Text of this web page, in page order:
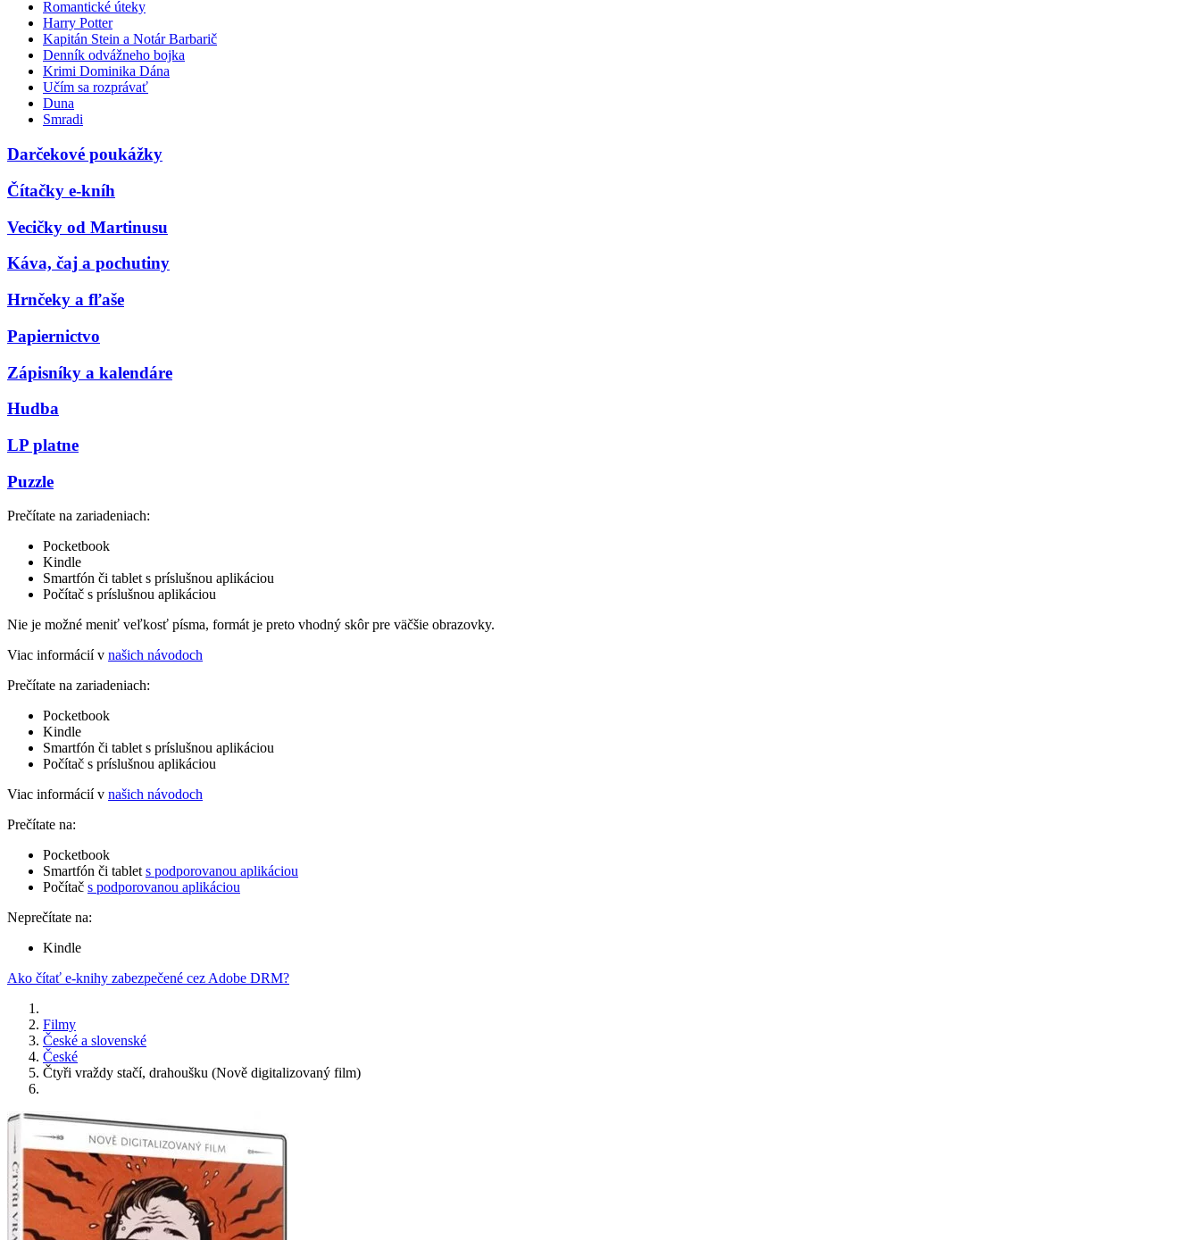
Romantické úteky
Harry Potter
Kapitán Stein a Notár Barbarič
Denník odvážneho bojka
Krimi Dominika Dána
Učím sa rozprávať
Duna
Smradi
Darčekové poukážky
Čítačky e-kníh
Vecičky od Martinusu
Káva, čaj a pochutiny
Hrnčeky a fľaše
Papiernictvo
Zápisníky a kalendáre
Hudba
LP platne
Puzzle
Prečítate na zariadeniach:
Pocketbook
Kindle
Smartfón či tablet s príslušnou aplikáciou
Počítač s príslušnou aplikáciou
Nie je možné meniť veľkosť písma, formát je preto vhodný skôr pre väčšie obrazovky.
Viac informácií v našich návodoch
Prečítate na zariadeniach:
Pocketbook
Kindle
Smartfón či tablet s príslušnou aplikáciou
Počítač s príslušnou aplikáciou
Viac informácií v našich návodoch
Prečítate na:
Pocketbook
Smartfón či tablet s podporovanou aplikáciou
Počítač s podporovanou aplikáciou
Neprečítate na:
Kindle
Ako čítať e-knihy zabezpečené cez Adobe DRM?
Filmy
České a slovenské
České
Čtyři vraždy stačí, drahoušku (Nově digitalizovaný film)